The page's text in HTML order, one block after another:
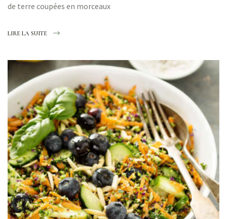
de terre coupées en morceaux
LIRE LA SUITE